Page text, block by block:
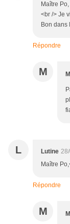
Maître
<br /> Je
Bon dans
Répondre
M
L Lutine
Maître
Répondre
M